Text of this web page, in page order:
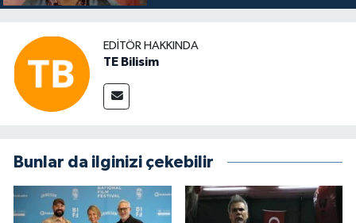
EDITÖR HAKKINDA
TE Bilisim
Bunlar da ilginizi çekebilir